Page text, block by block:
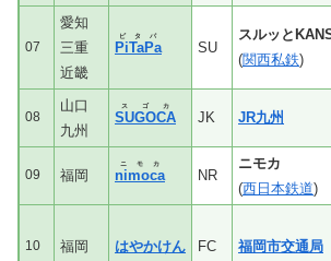
07
愛知
三重
近畿
PiTaPa
ピタパ
SU
スルッと
(関西私鉄)
08
山口
九州
SUGOCA
スゴカ
JK JR九州
09 福岡 nimoca
ニモカ
NR
ニモカ
(西日本鉄道)
10 福岡 はやかけん FC 福岡市交通局